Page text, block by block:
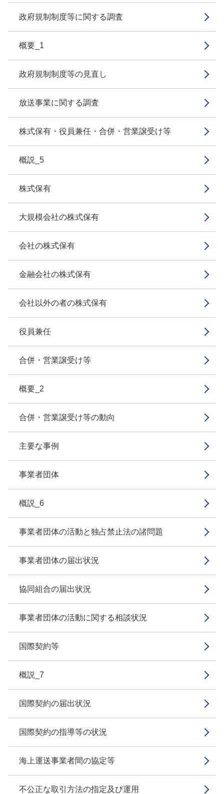
政府規制制度等に関する調査
概要_1
政府規制制度等の見直し
放送事業に関する調査
株式保有・役員兼任・合併・営業譲受け等
概説_5
株式保有
大規模会社の株式保有
会社の株式保有
金融会社の株式保有
会社以外の者の株式保有
役員兼任
合併・営業譲受け等
概要_2
合併・営業譲受け等の動向
主要な事例
事業者団体
概説_6
事業者団体の活動と独占禁止法の諸問題
事業者団体の届出状況
協同組合の届出状況
事業者団体の活動に関する相談状況
国際契約等
概説_7
国際契約の届出状況
国際契約の指導等の状況
海上運送事業者間の協定等
不公正な取引方法の指定及び運用